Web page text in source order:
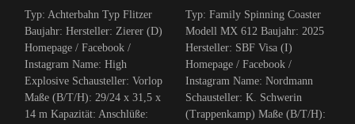
Typ: Achterbahn Typ Flitzer
Baujahr: Hersteller: Zierer (D)
Homepage / Facebook /
Instagram Name: High
Explosive Schausteller: Vorlop
Maße (B/T/H): 29/24 x 31,5 x
14 m Kapazität: Anschlüße:
Typ: Family Spinning Coaster
Modell MX 612 Baujahr: 2025
Hersteller: SBF Visa (I)
Homepage / Facebook /
Instagram Name: Nordmann
Schausteller: K. Schwerin
(Trappenkamp) Maße (B/T/H):